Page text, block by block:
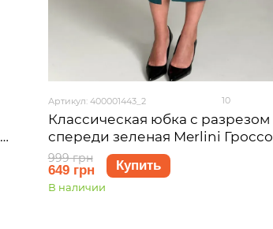
Артикул: 400001443_2 10
Классическая юбка с разрезом
спереди зеленая Merlini Гроссо
400001443 размер L-XL
999 грн
649 грн Купить
В наличии